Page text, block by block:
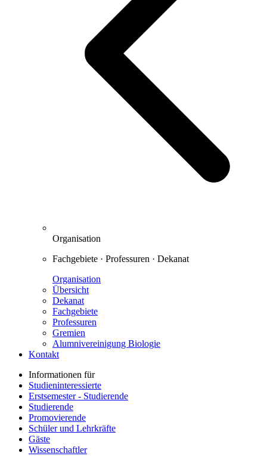
Organisation
Fachgebiete · Professuren · Dekanat
Organisation
Übersicht
Dekanat
Fachgebiete
Professuren
Gremien
Alumnivereinigung Biologie
Kontakt
Informationen für
Studieninteressierte
Erstsemester - Studierende
Studierende
Promovierende
Schüler und Lehrkräfte
Gäste
Wissenschaftler